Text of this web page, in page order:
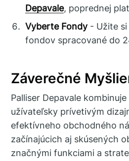
Depavale, poprednej
Vyberte Fondy- Užite si
fondov spracované do
Záverečné
Palliser Depavale
užívateľsky prívetivým
efektívneho obchodného
začínajúcich aj skúsených
značnými funkciami a